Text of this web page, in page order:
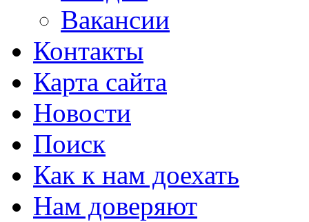
Вакансии
Контакты
Карта сайта
Новости
Поиск
Как к нам доехать
Нам доверяют